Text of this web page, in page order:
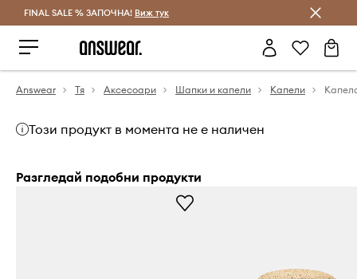
Спестявай с Answear Club
FINAL SALE % ЗАПОЧНА! Виж тук
Answear Тя Аксесоари Шапки и капели Капели
Този продукт в момента не е наличен
Разгледай подобни продукти